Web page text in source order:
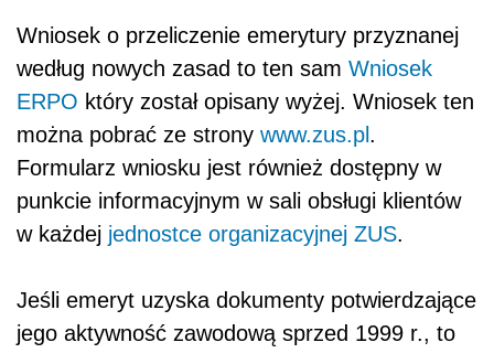
Wniosek o przeliczenie emerytury przyznanej
według nowych zasad to ten sam Wniosek
ERPO który został opisany wyżej. Wniosek ten
można pobrać ze strony www.zus.pl .
Formularz wniosku jest również dostępny w
punkcie informacyjnym w sali obsługi klientów
w każdej jednostce organizacyjnej ZUS.
Jeśli emeryt uzyska dokumenty potwierdzające
jego aktywność zawodową sprzed 1999 r., to